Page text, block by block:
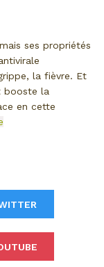
ses propriétés
la fièvre. Et
booste la
en cette